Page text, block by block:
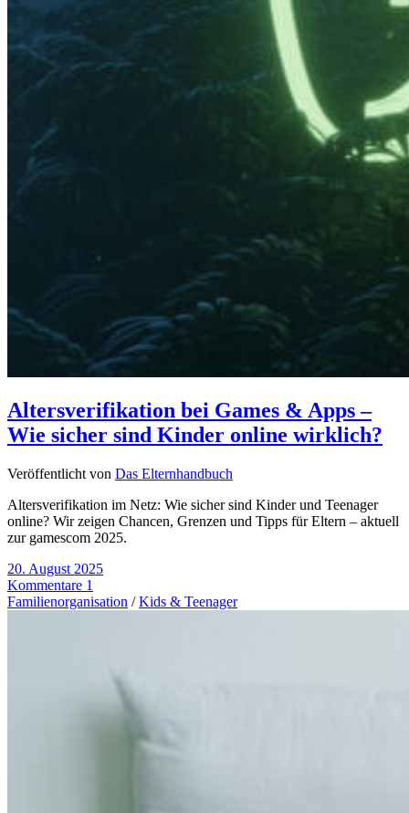
Altersverifikation bei Games & Apps –
Wie sicher sind Kinder online wirklich?
Veröffentlicht von Das Elternhandbuch
Altersverifikation im Netz: Wie sicher sind Kinder und Teenager
online? Wir zeigen Chancen, Grenzen und Tipps für Eltern – aktuell
zur gamescom 2025.
20. August 2025
Kommentare 1
Familienorganisation /Kids & Teenager